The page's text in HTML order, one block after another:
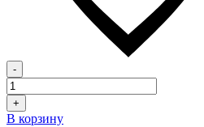
-
+
В корзину